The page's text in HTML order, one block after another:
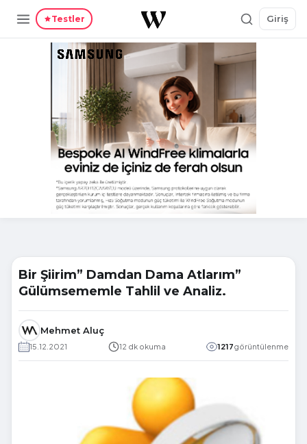
Testler Giriş
Bir Şiirim” Damdan Dama Atlarım”
Gülümsememle Tahlil ve Analiz.
Mehmet Aluç
15.12.2021 12 dk okuma 1217görüntülenme